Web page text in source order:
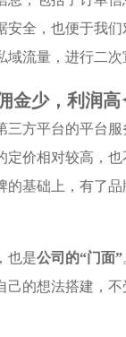
安全，也便于我
域流量，进行二次
金少，利润高
三方平台的平台
定价相对较高，
的基础上，有了
也是公司的“门面”
己的想法搭建，